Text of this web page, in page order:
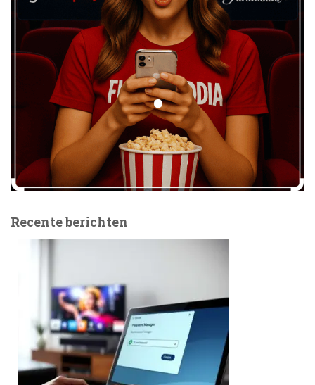
Recente berichten